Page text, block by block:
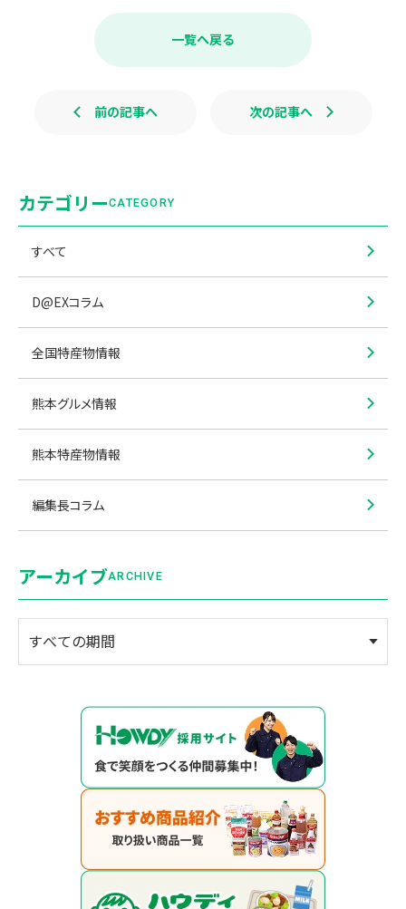
e
k
e
一覧へ戻る
前の記事へ 次の記事へ
カテゴリーCATEGORY
すべて
D@EXコラム
全国特産物情報
熊本グルメ情報
熊本特産物情報
編集長コラム
アーカイブARCHIVE